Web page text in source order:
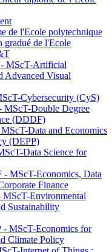
de l'Ecole polytechnique
gradué de l'Ecole
MScT-Artificial
Advanced Visual
Cybersecurity (CyS)
Double Degree
(DDDF)
Data and Economics
(DEPP)
Data Science for
MScT-Economics, Data
Finance
Environmental
Sustainability
MScT-Economics for
Climate Policy